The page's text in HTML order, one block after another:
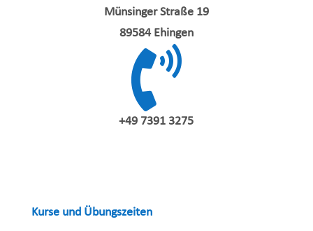
Münsinger Straße 19
89584 Ehingen

+49 7391 3275
Kurse und Übungszeiten